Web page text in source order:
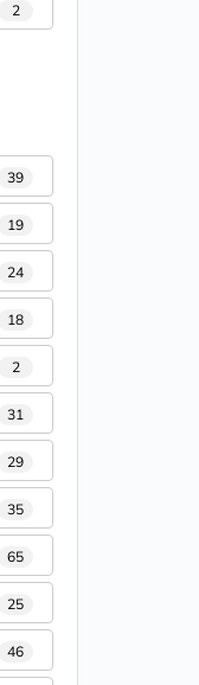
2
39
19
24
18
2
31
29
35
65
25
46